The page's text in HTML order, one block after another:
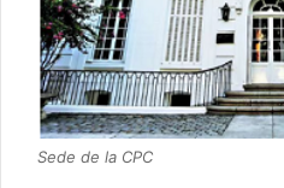
Sede de la CPC